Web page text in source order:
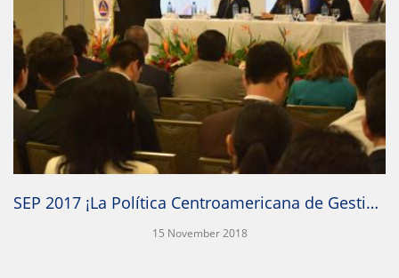
IR A LA PUBLICACIÓN
SEP 2017 ¡La Política Centroamericana de Gestión Integral de Riesgo a Desastres (PCGIR) es ahora inclusiva!
15 November 2018